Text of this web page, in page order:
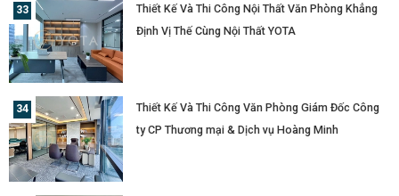
Thiết Kế Và Thi Công Nội Thất Văn Phòng Khẳng
Định Vị Thế Cùng Nội Thất YOTA
Thiết Kế Và Thi Công Văn Phòng Giám Đốc Công
ty CP Thương mại & Dịch vụ Hoàng Minh